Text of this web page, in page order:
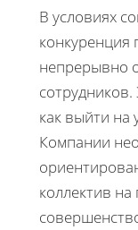
В условиях
конкуренция
непрерывно
как выйти на
Компании
коллектив